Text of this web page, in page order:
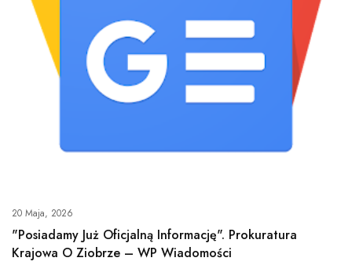
20 Maja, 2026
"Posiadamy Już Oficjalną Informację". Prokuratura
Krajowa O Ziobrze – WP Wiadomości